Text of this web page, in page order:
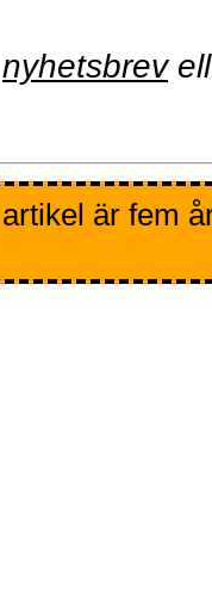
nyhetsbrev
är fem